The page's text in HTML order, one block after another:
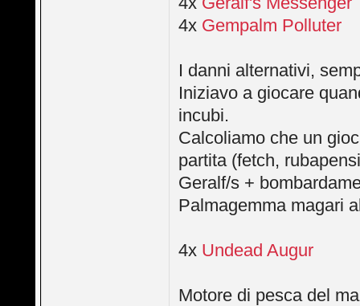
4x Gempalm Polluter
I danni alternativi,
Iniziavo a giocare
incubi.
Calcoliamo che un
partita (fetch,
Geralf/s +
Palmagemma magari
4x Undead Augur
Motore di pesca del